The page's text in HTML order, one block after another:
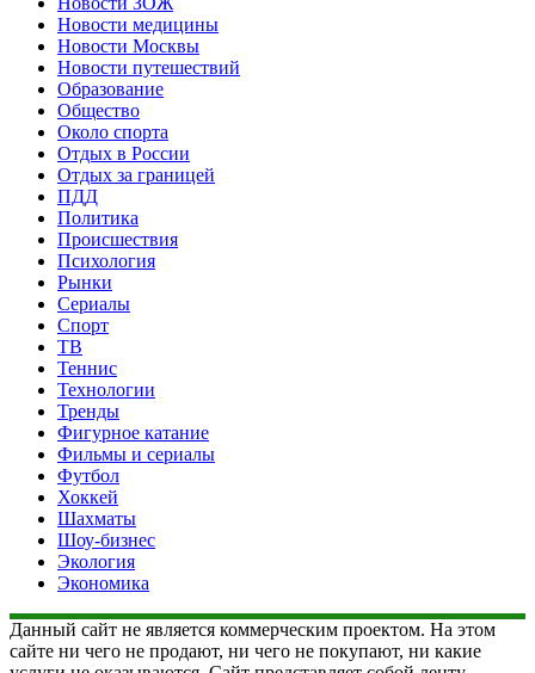
Новости медицины
Новости Москвы
Новости путешествий
Образование
Общество
Около спорта
Отдых в России
Отдых за границей
ПДД
Политика
Происшествия
Психология
Рынки
Сериалы
Спорт
ТВ
Теннис
Технологии
Тренды
Фигурное катание
Фильмы и сериалы
Футбол
Хоккей
Шахматы
Шоу-бизнес
Экология
Экономика
Данный сайт не является коммерческим проектом. На этом
сайте ни чего не продают, ни чего не покупают, ни какие